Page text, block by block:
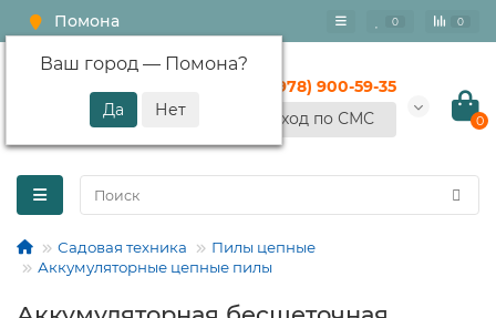
Помона
Ваш город — Помона?
0 0
+7 (978) 900-59-35
Вход по СМС
0
Садовая техника
Пилы цепные
Аккумуляторные цепные пилы